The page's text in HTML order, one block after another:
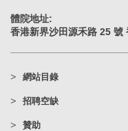
體院地址:
香港新界沙田源禾路 25 號
網站目錄
招聘空缺
贊助